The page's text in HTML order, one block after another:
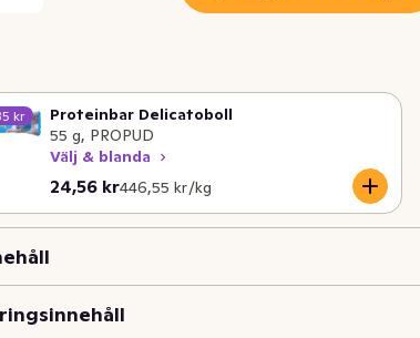
kr
Proteinbar Delicatoboll
55 g, PROPUD
Välj & blanda
24,56 kr
Nuvarande pris är: 24,56 kr
446,55 kr /kg
Styckpris: 446,55 kr /kg